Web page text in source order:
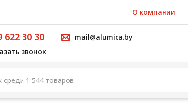
О компании
622 30 30
звонок
mail@alumica.by